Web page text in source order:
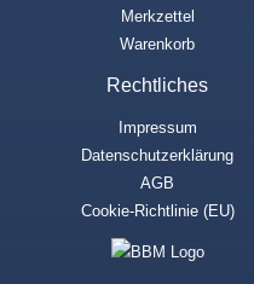
Merkzettel
Warenkorb
Rechtliches
Impressum
Datenschutzerklärung
AGB
Cookie-Richtlinie (EU)